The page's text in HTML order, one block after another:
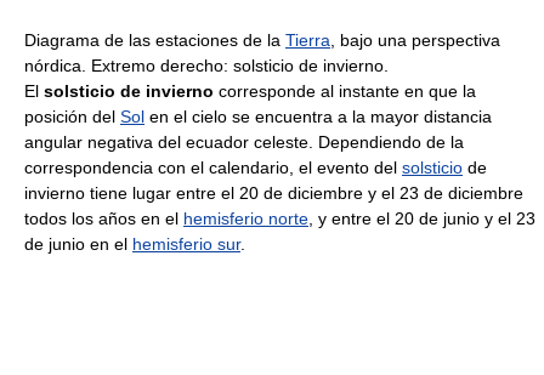
Diagrama de las estaciones de la Tierra , bajo una perspectiva
nórdica. Extremo derecho: solsticio de invierno.
El solsticio de invierno corresponde al instante en que la
posición del Sol en el cielo se encuentra a la mayor distancia
angular negativa del ecuador celeste. Dependiendo de la
correspondencia con el calendario, el evento del solsticio de
invierno tiene lugar entre el 20 de diciembre y el 23 de diciembre
todos los años en el hemisferio norte , y entre el 20 de junio y el 23
de junio en el hemisferio sur.